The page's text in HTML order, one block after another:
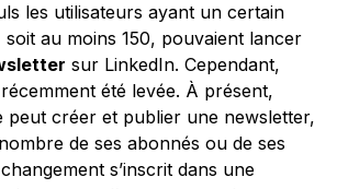
les utilisateurs ayant un certain
soit au moins 150, pouvaient lancer
sur LinkedIn. Cependant,
été levée. À présent,
peut créer et publier une newsletter,
de ses abonnés ou de ses
s’inscrit dans une